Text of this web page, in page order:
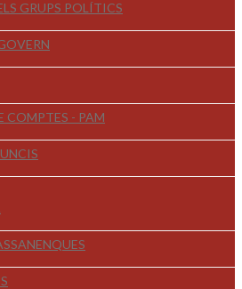
GRUPS POLÍTICS
COMPTES - PAM